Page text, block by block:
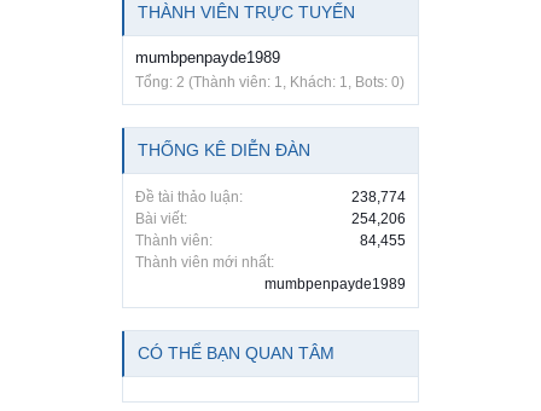
THÀNH VIÊN TRỰC TUYẾN
mumbpenpayde1989
Tổng: 2 (Thành viên: 1, Khách: 1, Bots: 0)
THỐNG KÊ DIỄN ĐÀN
Đề tài thảo luận:
238,774
Bài viết:
254,206
Thành viên:
84,455
Thành viên mới nhất:
mumbpenpayde1989
CÓ THỂ BẠN QUAN TÂM